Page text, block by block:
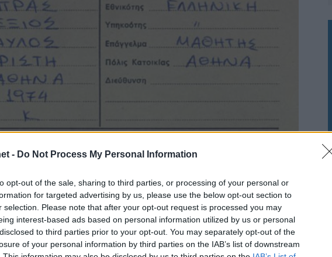
- Do Not Process My Personal Information
opt-out of the sale, sharing to third parties, or processing of your personal or
for targeted advertising by us, please use the below opt-out section to
selection. Please note that after your opt-out request is processed you may
interest-based ads based on personal information utilized by us or personal
to third parties prior to your opt-out. You may separately opt-out of the
of your personal information by third parties on the IAB’s list of downstream